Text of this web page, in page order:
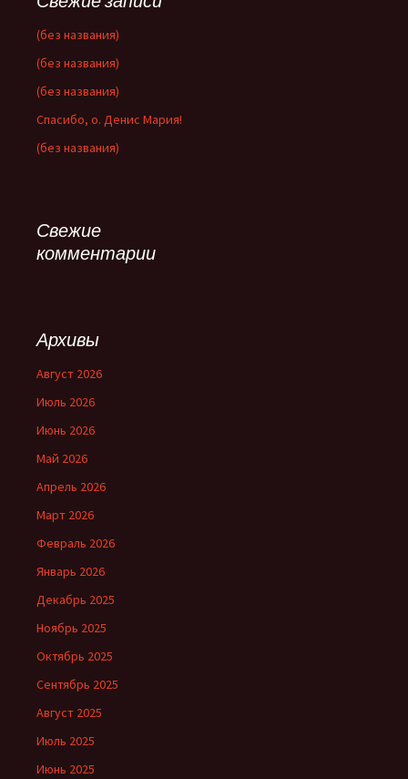
(без названия)
(без названия)
(без названия)
Спасибо, о. Денис Мария!
(без названия)
Свежие
комментарии
Архивы
Август 2026
Июль 2026
Июнь 2026
Май 2026
Апрель 2026
Март 2026
Февраль 2026
Январь 2026
Декабрь 2025
Ноябрь 2025
Октябрь 2025
Сентябрь 2025
Август 2025
Июль 2025
Июнь 2025